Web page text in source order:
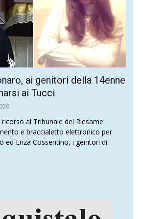
ai genitori della 14enne
ai Tucci
al Tribunale del Riesame
e braccialetto elettronico per
ed Enza Cossentino, i genitori di